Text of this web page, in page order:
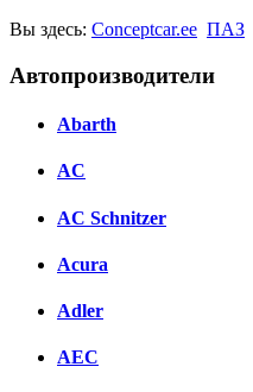
Вы здесь: Conceptcar.ee ПАЗ
Автопроизводители
Abarth
AC
AC Schnitzer
Acura
Adler
AEC